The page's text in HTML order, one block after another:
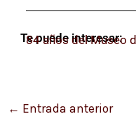
Te puede interesar:
84 años del Museo
← Entrada anterior